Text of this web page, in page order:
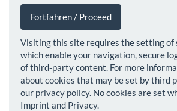
Fortfahren / Proceed
Visiting this site requires the setting of
which enable your navigation, secure
of third-party content. For more
about cookies that may be set by third
our privacy policy. No cookies are set
Imprint and Privacy.